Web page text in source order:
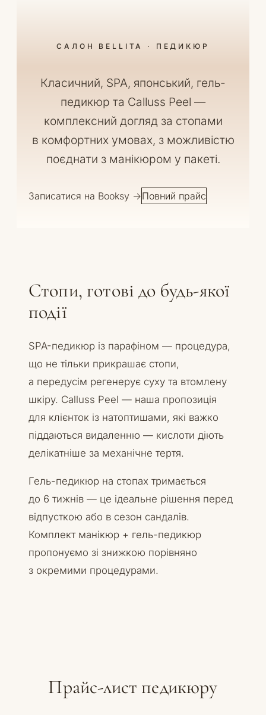
САЛОН BELLITA · ПЕДИКЮР
Класичний, SPA, японський, гель-
педикюр та Calluss Peel —
комплексний догляд за стопами
в комфортних умовах, з можливістю
поєднати з манікюром у пакеті.
Записатися на Booksy →Повний прайс
Стопи, готові до будь-якої
події
SPA-педикюр із парафіном — процедура,
що не тільки прикрашає стопи,
а передусім регенерує суху та втомлену
шкіру. Calluss Peel — наша пропозиція
для клієнток із натоптишами, які важко
піддаються видаленню — кислоти діють
делікатніше за механічне тертя.
Гель-педикюр на стопах тримається
до 6 тижнів — це ідеальне рішення перед
відпусткою або в сезон сандалів.
Комплект манікюр + гель-педикюр
пропонуємо зі знижкою порівняно
з окремими процедурами.
Прайс-лист педикюру